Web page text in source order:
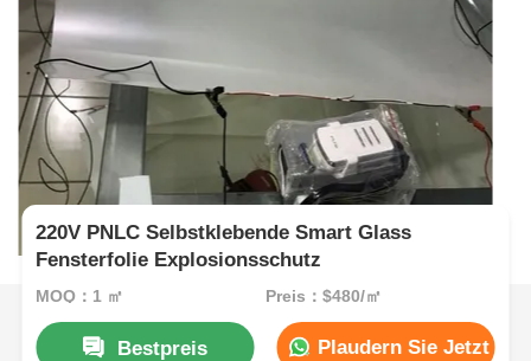
220V PNLC Selbstklebende Smart Glass
Fensterfolie Explosionsschutz
MOQ：1 ㎡ Preis：$480/㎡
Bestpreis Plaudern Sie Jetzt